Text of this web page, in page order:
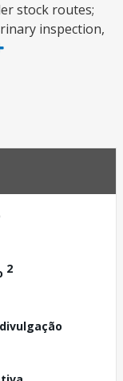
stock routes;
inspection,
2